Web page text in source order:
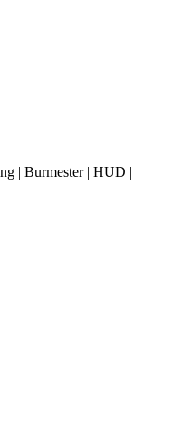
| Burmester | HUD |